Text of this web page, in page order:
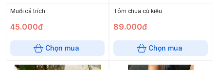
Muối cá trích
45.000đ
Chọn mua
Tôm chua củ kiệu
89.000đ
Chọn mua